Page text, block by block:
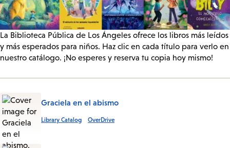
La Biblioteca Pública de Los Ángeles ofrece los libros más leídos
y más esperados para niños. Haz clic en cada título para verlo en
nuestro catálogo. ¡No esperes y reserva tu copia hoy mismo!
Graciela en el abismo
Library Catalog OverDrive